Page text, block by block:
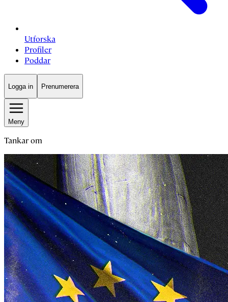
Utforska
Profiler
Poddar
Logga in Prenumerera
Meny
Tankar om